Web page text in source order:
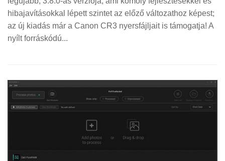
hibajavításokkal lépett szintet az előző változathoz képest;
az új kiadás már a Canon CR3 nyersfájljait is támogatja! A
nyílt forráskódú...